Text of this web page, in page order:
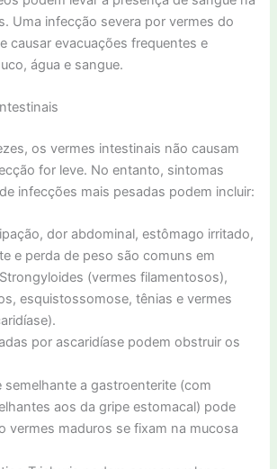
Uma infecção severa por vermes do
causar evacuações frequentes e
água e sangue.
os vermes intestinais não causam
for leve. No entanto, sintomas
infecções mais pesadas podem incluir:
dor abdominal, estômago irritado,
e perda de peso são comuns em
(vermes filamentosos),
esquistossomose, tênias e vermes
por ascaridíase podem obstruir os
semelhante a gastroenterite (com
aos da gripe estomacal) pode
vermes maduros se fixam na mucosa